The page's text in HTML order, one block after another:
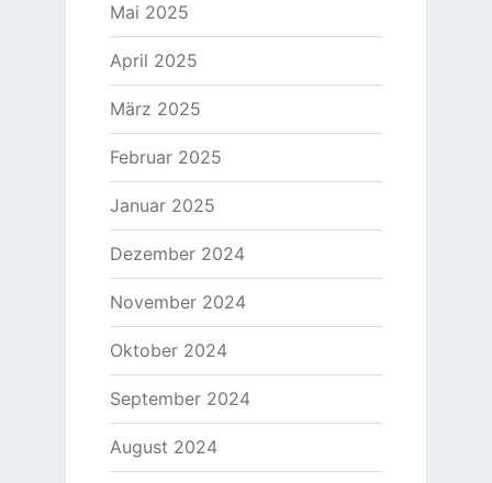
Mai 2025
April 2025
März 2025
Februar 2025
Januar 2025
Dezember 2024
November 2024
Oktober 2024
September 2024
August 2024